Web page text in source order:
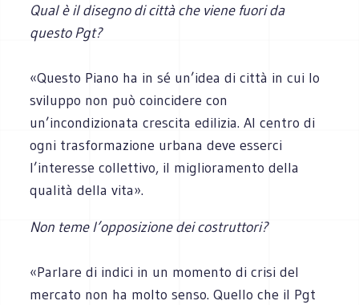
Qual è il disegno di città che viene fuori da
questo Pgt?
«Questo Piano ha in sé un’idea di città in cui lo
sviluppo non può coincidere con
un’incondizionata crescita edilizia. Al centro di
ogni trasformazione urbana deve esserci
l’interesse collettivo, il miglioramento della
qualità della vita».
Non teme l’opposizione dei costruttori?
«Parlare di indici in un momento di crisi del
mercato non ha molto senso. Quello che il Pgt